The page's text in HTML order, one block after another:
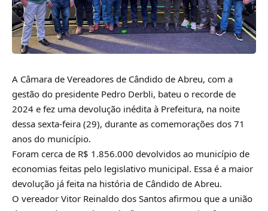
A Câmara de Vereadores de Cândido de Abreu, com a
gestão do presidente Pedro Derbli, bateu o recorde de
2024 e fez uma devolução inédita à Prefeitura, na noite
dessa sexta-feira (29), durante as comemorações dos 71
anos do município.
Foram cerca de R$ 1.856.000 devolvidos ao município de
economias feitas pelo legislativo municipal. Essa é a maior
devolução já feita na história de Cândido de Abreu.
O vereador Vitor Reinaldo dos Santos afirmou que a união